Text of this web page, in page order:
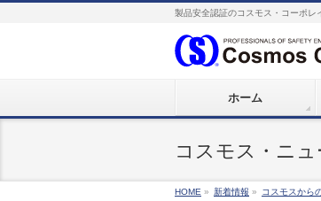
製品安全認証のコスモス・コーポレ
ホーム
コスモス・ニュ
HOME » 新着情報 » コスモスから